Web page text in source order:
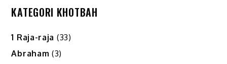
KATEGORI KHOTBAH
1 Raja-raja (33)
Abraham (3)